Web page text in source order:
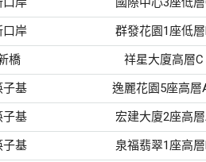
口岸
群發花園1座低
橋
祥星大廈高層C
子基
逸麗花園5座高層
子基
宏建大廈2座高
子基
泉福翡翠1座高